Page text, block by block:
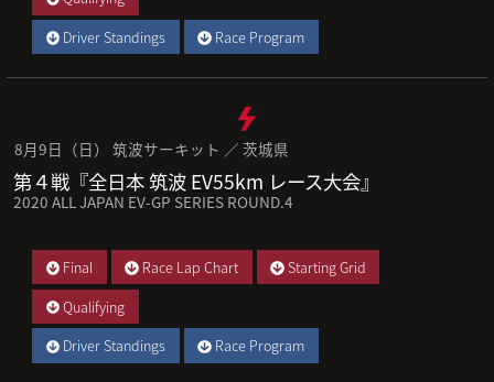
Driver Standings
Race Program
8月9日（日） 筑波サーキット ／ 茨城県
第４戦『全日本 筑波 EV55km レース大会』
2020 ALL JAPAN EV-GP SERIES ROUND.4
Final Race Lap Chart
Starting Grid
Qualifying
Driver Standings
Race Program